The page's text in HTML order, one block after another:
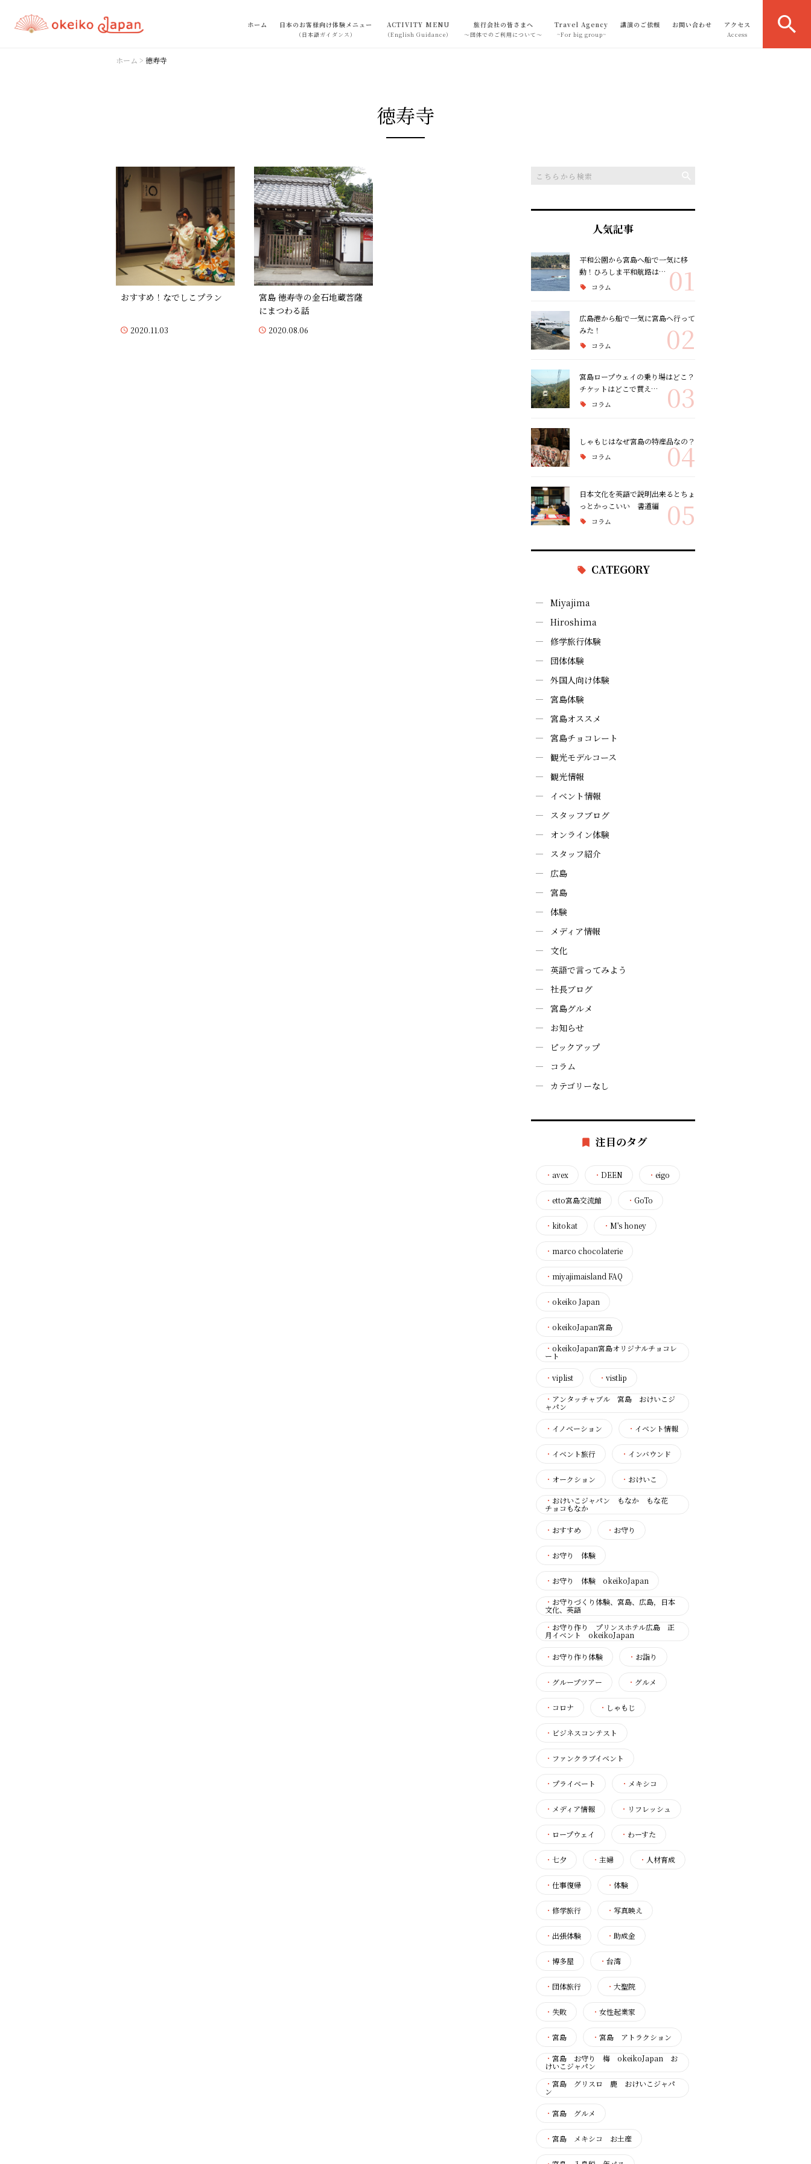
ホーム 日本のお客様向け体験メニュー
（日本語ガイダンス）
ACTIVITY MENU
（English Guidance）
旅行会社の皆さまへ
～団体でのご利用について～
Travel Agency
~For big group~
講演のご依頼 お問い合わせ アクセス
Access
ホーム > 徳寿寺
徳寿寺
おすすめ！なでしこプラン
2020.11.03
宮島 徳寿寺の金石地蔵菩薩
にまつわる話
2020.08.06
人気記事
平和公園から宮島へ船で一気に移
動！ひろしま平和航路は…
コラム 01
広島港から船で一気に宮島へ行って
みた！
コラム 02
宮島ロープウェイの乗り場はどこ？
チケットはどこで買え…
コラム 03
しゃもじはなぜ宮島の特産品なの？
コラム 04
日本文化を英語で説明出来るとちょ
っとかっこいい 書道編
コラム 05
CATEGORY
Miyajima
Hiroshima
修学旅行体験
団体体験
外国人向け体験
宮島体験
宮島オススメ
宮島チョコレート
観光モデルコース
観光情報
イベント情報
スタッフブログ
オンライン体験
スタッフ紹介
広島
宮島
体験
メディア情報
文化
英語で言ってみよう
社長ブログ
宮島グルメ
お知らせ
ピックアップ
コラム
カテゴリーなし
注目のタグ
・ avex ・ DEEN ・ eigo
・ etto宮島交流館 ・ GoTo
・ kitokat ・ M's honey
・ marco chocolaterie
・ miyajimaisland FAQ
・ okeiko Japan
・ okeikoJapan宮島
・ okeikoJapan宮島オリジナルチョコレ
ート
・ viplist ・ vistlip
・ アンタッチャブル 宮島 おけいこジ
ャパン
・ イノベーション ・ イベント情報
・ イベント旅行 ・ インバウンド
・ オークション ・ おけいこ
・ おけいこジャパン もなか もな花
チョコもなか
・ おすすめ ・ お守り
・ お守り 体験
・ お守り 体験 okeikoJapan
・ お守りづくり体験、宮島、広島，日本
文化、英語
・ お守り作り プリンスホテル広島 正
月イベント okeikoJapan
・ お守り作り体験 ・ お詣り
・ グループツアー ・ グルメ
・ コロナ ・ しゃもじ
・ ビジネスコンテスト
・ ファンクラブイベント
・ プライベート ・ メキシコ
・ メディア情報 ・ リフレッシュ
・ ロープウェイ ・ わーすた
・ 七夕 ・ 主婦 ・ 人材育成
・ 仕事復帰 ・ 体験
・ 修学旅行 ・ 写真映え
・ 出張体験 ・ 助成金
・ 博多屋 ・ 台湾
・ 団体旅行 ・ 大聖院
・ 失敗 ・ 女性起業家
・ 宮島 ・ 宮島 アトラクション
・ 宮島 お守り 梅 okeikoJapan お
けいこジャパン
・ 宮島 グリスロ 鹿 おけいこジャパ
ン
・ 宮島 グルメ
・ 宮島 メキシコ お土産